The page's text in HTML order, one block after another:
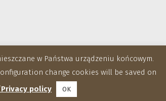
w Państwa urządzeniu końcowym.
change cookies will be saved on
policy OK